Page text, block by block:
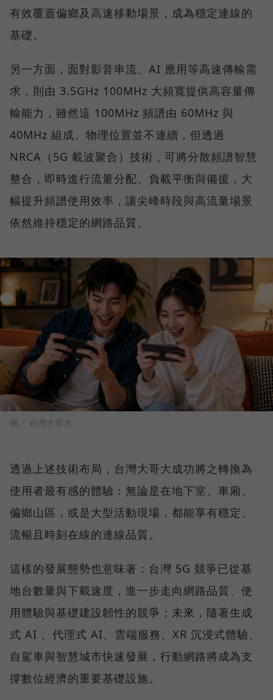
有效覆蓋偏鄉及高速移動場景，成為穩定連線的
基礎。
另一方面，面對影音串流、AI 應用等高速傳輸需
求，則由 3.5GHz 100MHz 大頻寬提供高容量傳
輸能力，雖然這 100MHz 頻譜由 60MHz 與
40MHz 組成、物理位置並不連續，但透過
NRCA（5G 載波聚合）技術，可將分散頻譜智慧
整合，即時進行流量分配、負載平衡與備援，大
幅提升頻譜使用效率，讓尖峰時段與高流量場景
依然維持穩定的網路品質。
圖／ 台灣大哥大
透過上述技術布局，台灣大哥大成功將之轉換為
使用者最有感的體驗：無論是在地下室、車廂、
偏鄉山區，或是大型活動現場，都能享有穩定、
流暢且時刻在線的連線品質。
這樣的發展態勢也意味著：台灣 5G 競爭已從基
地台數量與下載速度，進一步走向網路品質、使
用體驗與基礎建設韌性的競爭；未來，隨著生成
式 AI 、代理式 AI、雲端服務、XR 沉浸式體驗、
自駕車與智慧城市快速發展，行動網路將成為支
撐數位經濟的重要基礎設施。